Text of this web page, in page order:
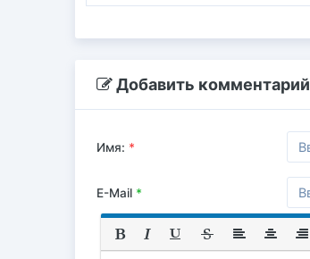
Добавить комментарий
Имя: *
E-Mail *